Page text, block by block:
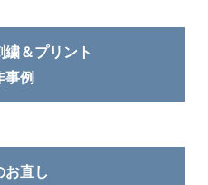
＆プリント
事例
お直し